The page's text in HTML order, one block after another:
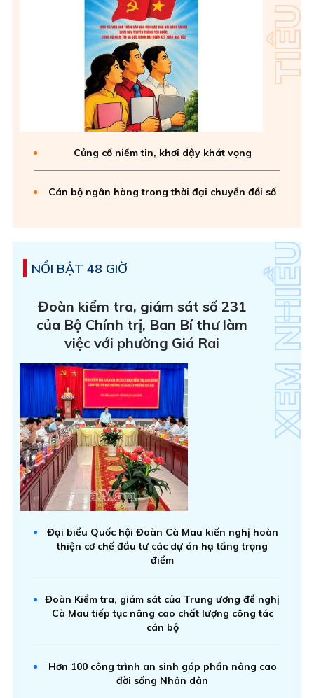
Củng cố niềm tin, khơi dậy khát vọng
Cán bộ ngân hàng trong thời đại chuyển đổi số
NỔI BẬT 48 GIỜ
Đoàn kiểm tra, giám sát số 231
của Bộ Chính trị, Ban Bí thư làm
việc với phường Giá Rai
Đại biểu Quốc hội Đoàn Cà Mau kiến nghị hoàn
thiện cơ chế đầu tư các dự án hạ tầng trọng
điểm
Đoàn Kiểm tra, giám sát của Trung ương đề nghị
Cà Mau tiếp tục nâng cao chất lượng công tác
cán bộ
Hơn 100 công trình an sinh góp phần nâng cao
đời sống Nhân dân